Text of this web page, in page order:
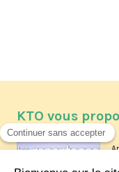
KTO vous